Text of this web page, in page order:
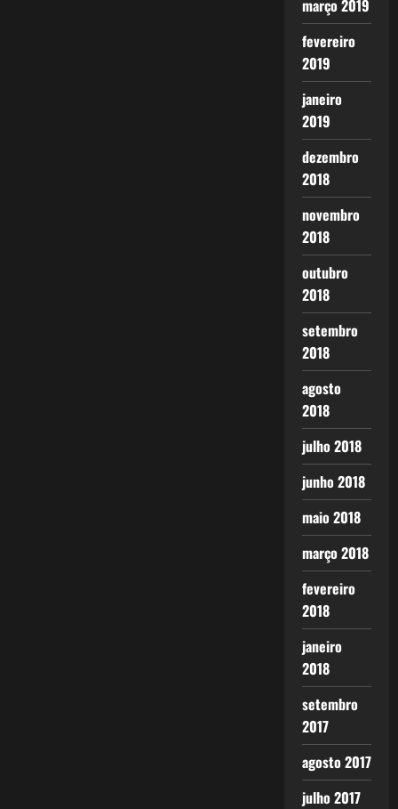
março 2019
fevereiro
2019
janeiro
2019
dezembro
2018
novembro
2018
outubro
2018
setembro
2018
agosto
2018
julho 2018
junho 2018
maio 2018
março 2018
fevereiro
2018
janeiro
2018
setembro
2017
agosto 2017
julho 2017